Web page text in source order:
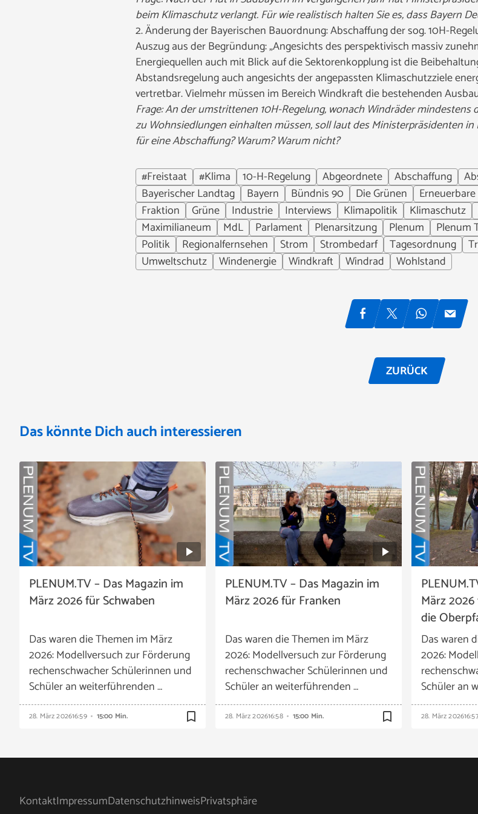
beim Klimaschutz verlangt. Für wie realistisch halten Sie es, dass Bayern
2. Änderung der Bayerischen Bauordnung: Abschaffung der sog. 10H-
Auszug aus der Begründung: „Angesichts des perspektivisch massiv
Energiequellen auch mit Blick auf die Sektorenkopplung ist die
Abstandsregelung auch angesichts der angepassten Klimaschutzziele
vertretbar. Vielmehr müssen im Bereich Windkraft die bestehenden
Frage: An der umstrittenen 10H-Regelung, wonach Windräder
zu Wohnsiedlungen einhalten müssen, soll laut des Ministerpräsidenten
für eine Abschaffung? Warum? Warum nicht?
#Freistaat
#Klima 10-H-Regelung Abgeordnete Abschaffung
Bayerischer Landtag
Bayern Bündnis 90 Die Grünen
Fraktion
Grüne Industrie Interviews Klimapolitik Klimaschutz
Maximilianeum
MdL Parlament Plenarsitzung Plenum Plenum
Politik
Regionalfernsehen Strom Strombedarf Tagesordnung
Umweltschutz
Windenergie Windkraft Windrad Wohlstand
ZURÜCK
Das könnte Dich auch interessieren
PLENUM.TV – Das Magazin im
März 2026 für Schwaben
Das waren die Themen im März
2026: Modellversuch zur Förderung
rechenschwacher Schülerinnen und
Schüler an weiterführenden …
28. März 202616:59 15:00 Min. bookmark_border
PLENUM.TV – Das Magazin im
März 2026 für Franken
Das waren die Themen im März
2026: Modellversuch zur Förderung
rechenschwacher Schülerinnen und
Schüler an weiterführenden …
28. März 202616:58 15:00 Min. bookmark_border
März
die
Das waren
2026:
Schüler an
28. März 202616:57
KontaktImpressumDatenschutzhinweisPrivatsphäre